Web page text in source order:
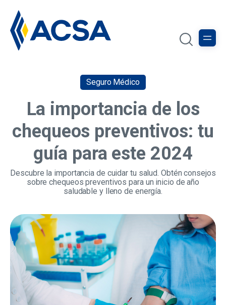
Seguro Médico
La importancia de los
chequeos preventivos: tu
guía para este 2024
Descubre la importancia de cuidar tu salud. Obtén consejos
sobre chequeos preventivos para un inicio de año
saludable y lleno de energía.